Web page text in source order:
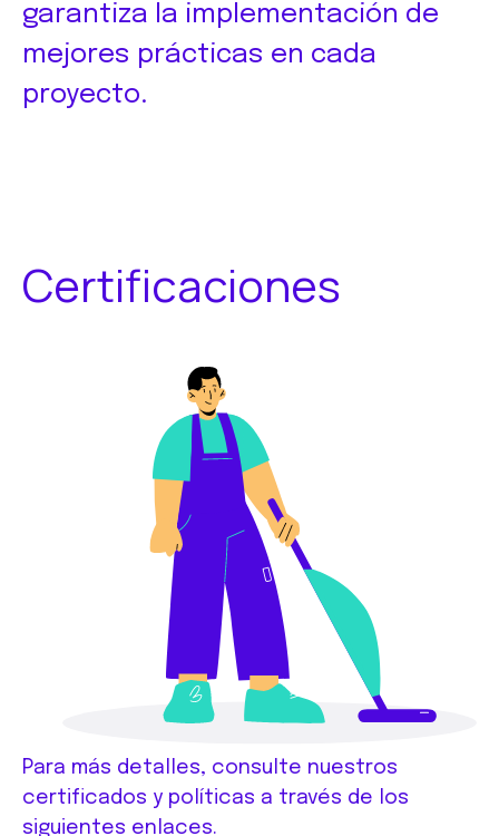
garantiza la implementación de
mejores prácticas en cada
proyecto.
Certificaciones
Para más detalles, consulte nuestros
certificados y políticas a través de los
siguientes enlaces.